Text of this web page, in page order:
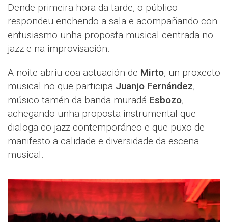
Dende primeira hora da tarde, o público
respondeu enchendo a sala e acompañando con
entusiasmo unha proposta musical centrada no
jazz e na improvisación.
A noite abriu coa actuación de Mirto, un proxecto
musical no que participa Juanjo Fernández,
músico tamén da banda muradá Esbozo,
achegando unha proposta instrumental que
dialoga co jazz contemporáneo e que puxo de
manifesto a calidade e diversidade da escena
musical.